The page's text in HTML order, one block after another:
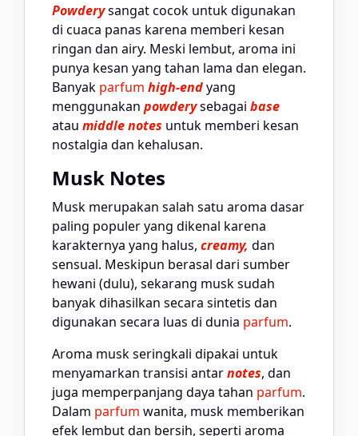
Powderysangat cocok untuk digunakan
di cuaca panas karena memberi kesan
ringan dan airy. Meski lembut, aroma ini
punya kesan yang tahan lama dan elegan.
Banyak parfum high-endyang
menggunakan powderysebagai base
atau middle notes untuk memberi kesan
nostalgia dan kehalusan.
Musk Notes
Musk merupakan salah satu aroma dasar
paling populer yang dikenal karena
karakternya yang halus, creamy, dan
sensual. Meskipun berasal dari sumber
hewani (dulu), sekarang musk sudah
banyak dihasilkan secara sintetis dan
digunakan secara luas di dunia parfum.
Aroma musk seringkali dipakai untuk
menyamarkan transisi antarnotes, dan
juga memperpanjang daya tahan parfum.
Dalam parfum wanita, musk memberikan
efek lembut dan bersih, seperti aroma